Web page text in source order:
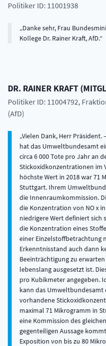
Politiker ID: 11001938
Danke sehr, Frau
Kollege Dr. Rainer Kraft, AfD.
DR. RAINER KRAFT (
Politiker ID: 11004792,
(AfD)
Vielen Dank, Herr Präsident.
hat das Umweltbundesamt
circa 6 000 Tote pro Jahr an
Stickoxidkonzentrationen im
höchste Wert in 2018 war 71
Stuttgart. Ihrem
die Innenraumkommission.
die Konzentration von NO x
niedrigere Wert definiert
die Konzentration eines
einer Einzelstoffbetrachtung
Erkenntnisstand auch dann
Beeinträchtigung zu
lebenslang ausgesetzt ist.
pro Kubikmeter angegeben.
kann das Umweltbundesamt
vorhandene
maximal 71 Mikrogramm in
eine Kommission des
gegenteiligen Aussage
Exposition von bis zu 80